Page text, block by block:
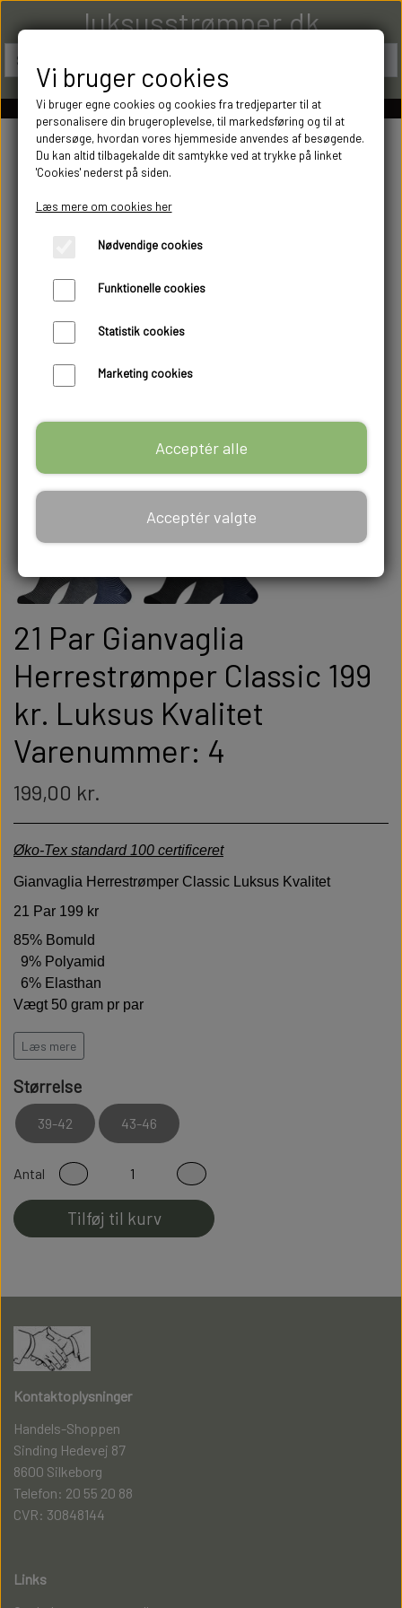
luksusstrømper.dk
21 Par Gianvaglia
Herrestrømper Classic 199
kr. Luksus Kvalitet
Varenummer: 4
199,00 kr.
Øko-Tex standard 100 certificeret
Gianvaglia Herrestrømper Classic Luksus Kvalitet
21 Par 199 kr
85% Bomuld
9% Polyamid
6% Elasthan
Vægt 50 gram pr par
GIANVAGLIA står for italiensk moderigtigt og funktionelt
Luksus strømper.
bæredygtighed.
Høj kvalitet er bløde behagelige og holdbare
Modstandsdygtige over for slid
Sidder perfekt på foden
Fladsømmet for ekstra god komfort
100% Fnullerfri
Læs mere
Størrelse
39-42 43-46
Antal
Tilføj til kurv
Kontaktoplysninger
Handels-Shoppen
Sinding Hedevej 87
8600 Silkeborg
Telefon: 20 55 20 88
CVR: 30848144
Links
Vi bruger cookies
Vi bruger egne cookies og cookies fra tredjeparter til at
personalisere din brugeroplevelse, til markedsføring og til at
undersøge, hvordan vores hjemmeside anvendes af besøgende.
Du kan altid tilbagekalde dit samtykke ved at trykke på linket
'Cookies' nederst på siden.
Læs mere om cookies her
Nødvendige cookies
Funktionelle cookies
Statistik cookies
Marketing cookies
Acceptér alle
Acceptér valgte